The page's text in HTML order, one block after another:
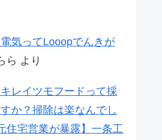
電気ってLooopでんきが
ら より
キレイツモフードって採
か？掃除は楽なんでし
住宅営業が暴露】一条工